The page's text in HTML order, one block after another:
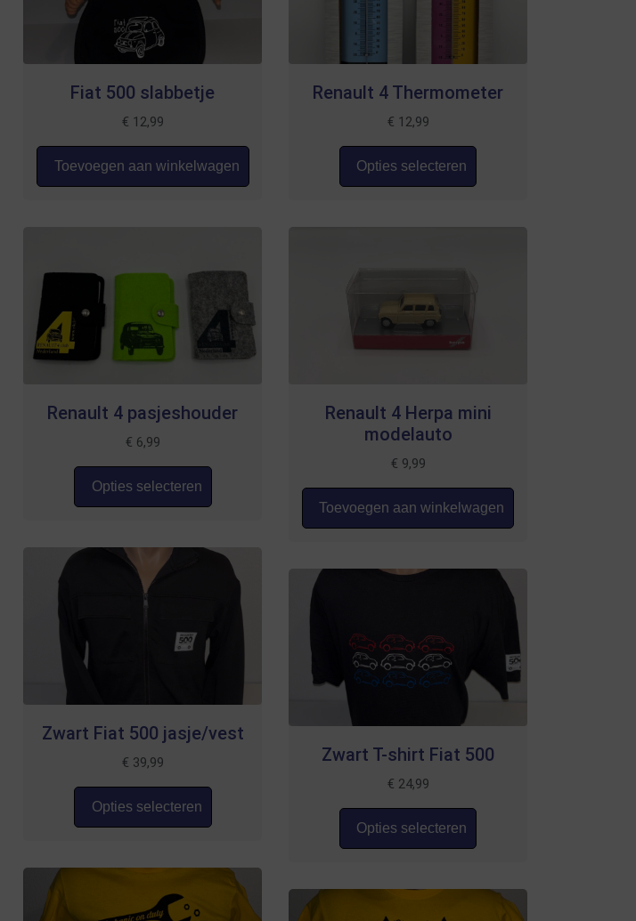
Fiat 500 slabbetje
€ 12,99
Toevoegen aan winkelwagen
Renault 4 Thermometer
€ 12,99
Opties selecteren
Renault 4 pasjeshouder
€ 6,99
Opties selecteren
Renault 4 Herpa mini
modelauto
€ 9,99
Toevoegen aan winkelwagen
Zwart Fiat 500 jasje/vest
€ 39,99
Opties selecteren
Zwart T-shirt Fiat 500
€ 24,99
Opties selecteren